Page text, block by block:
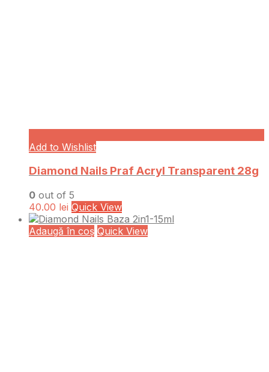
Add to Wishlist
Diamond Nails Praf Acryl Transparent 28g
0 out of 5
40.00 lei Quick View
Adaugă în coș Quick View